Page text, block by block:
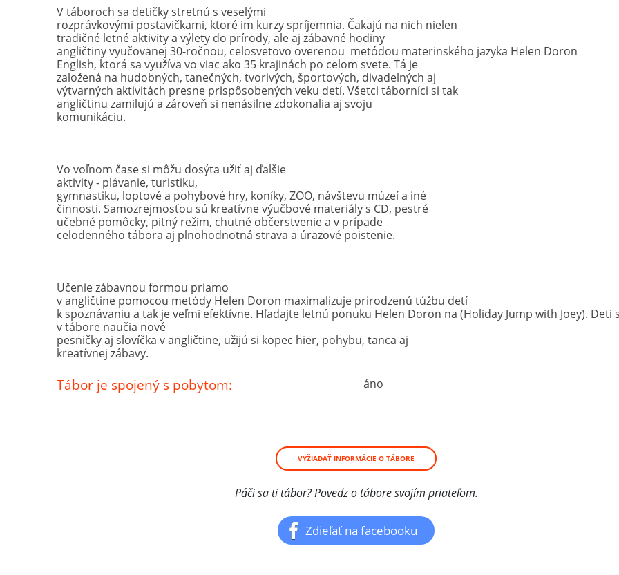
V táboroch sa detičky stretnú s veselými
rozprávkovými postavičkami, ktoré im kurzy spríjemnia. Čakajú na nich nielen
tradičné letné aktivity a výlety do prírody, ale aj zábavné hodiny
angličtiny vyučovanej 30-ročnou, celosvetovo overenou metódou materinského jazyka Helen Doron
English, ktorá sa využíva vo viac ako 35 krajinách po celom svete. Tá je
založená na hudobných, tanečných, tvorivých, športových, divadelných aj
výtvarných aktivitách presne prispôsobených veku detí. Všetci táborníci si tak
angličtinu zamilujú a zároveň si nenásilne zdokonalia aj svoju
komunikáciu.
Vo voľnom čase si môžu dosýta užiť aj ďalšie
aktivity - plávanie, turistiku,
gymnastiku, loptové a pohybové hry, koníky, ZOO, návštevu múzeí a iné
činnosti. Samozrejmosťou sú kreatívne výučbové materiály s CD, pestré
učebné pomôcky, pitný režim, chutné občerstvenie a v prípade
celodenného tábora aj plnohodnotná strava a úrazové poistenie.
Učenie zábavnou formou priamo
v angličtine pomocou metódy Helen Doron maximalizuje prirodzenú túžbu detí
k spoznávaniu a tak je veľmi efektívne. Hľadajte letnú ponuku Helen Doron na (Holiday Jump with Joey). Deti
v tábore naučia nové
pesničky aj slovíčka v angličtine, užijú si kopec hier, pohybu, tanca aj
kreatívnej zábavy.
Tábor je spojený s pobytom: áno
VYŽIADAŤ INFORMÁCIE O TÁBORE
Páči sa ti tábor? Povedz o tábore svojím priateľom.
Zdieľať na facebooku